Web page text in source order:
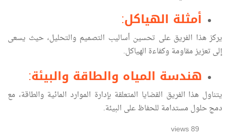
أمثلة الهياكل:
يركز هذا الفريق على تحسين أساليب التصميم والتحليل، حيث يسعى
إلى تعزيز مقاومة وكفاءة الهياكل.
هندسة المياه والطاقة والبيئة:
يتناول هذا الفريق القضايا المتعلقة بإدارة الموارد المائية والطاقة، مع
دمج حلول مستدامة للحفاظ على البيئة.
89 views